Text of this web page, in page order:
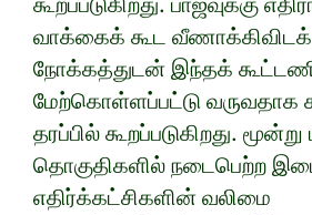
வாக்கைக் கூட வீணாக்கிவிடக்
நோக்கத்துடன் இந்தக் கூட்டணி
மேற்கொள்ளப்பட்டு வருவதாக
தரப்பில் கூறப்படுகிறது.
தொகுதிகளில் நடைபெற்ற
எதிர்க்கட்சிகளின் வலிமை